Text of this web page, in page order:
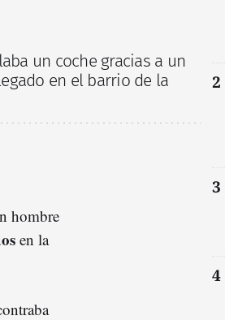
un coche gracias a un
en el barrio de la
hombre
en la